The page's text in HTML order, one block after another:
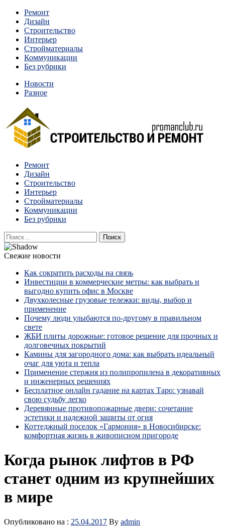
Перейти
содержимому
Ремонт
Дизайн
Строительство
Интерьер
Стройматериалы
Коммуникации
Без рубрики
Новости
Разное
Строительство и ремонт
Квартиры и дома, в которых живут разные люди, очень
отличаются между собой.
Ремонт
Дизайн
Строительство
Интерьер
Стройматериалы
Коммуникации
Без рубрики
Найти:
Свежие новости
Как сократить расходы на связь
Инвестиции в коммерческие метры: как выбрать и
выгодно купить офис в Москве
Двухколесные грузовые тележки: виды, выбор и
применение
Почему люди улыбаются по‑другому в правильном
свете
ЖБИ плиты дорожные: готовое решение для прочных и
долговечных покрытий
Камины для загородного дома: как выбрать идеальный
очаг для уюта и тепла
Применение стержня из полипропилена в декоративных
и инженерных решениях
Бесплатное онлайн гадание на картах Таро: узнавай
свою судьбу легко
Деревянные противопожарные двери: сочетание
эстетики и надежной защиты от огня
Коттеджный поселок «Гармония» в Новосибирске:
комфортная жизнь в живописном пригороде
Когда рынок лифтов в РФ
станет одним из крупнейших
в мире
Опубликовано на : 25.04.2017 By admin